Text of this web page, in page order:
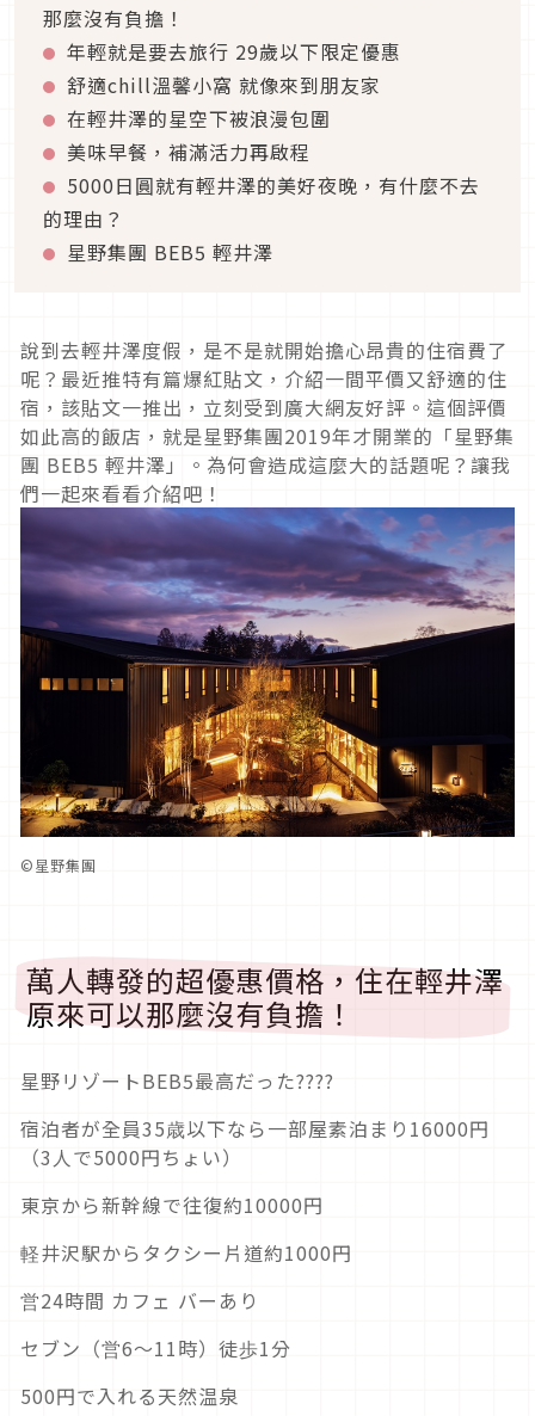
那麼沒有負擔！
年輕就是要去旅行 29歲以下限定優惠
舒適chill溫馨小窩 就像來到朋友家
在輕井澤的星空下被浪漫包圍
美味早餐，補滿活力再啟程
5000日圓就有輕井澤的美好夜晚，有什麼不去
的理由？
星野集團 BEB5 輕井澤
說到去輕井澤度假，是不是就開始擔心昂貴的住宿費了
呢？最近推特有篇爆紅貼文，介紹一間平價又舒適的住
宿，該貼文一推出，立刻受到廣大網友好評。這個評價
如此高的飯店，就是星野集團2019年才開業的「星野集
團 BEB5 輕井澤」。為何會造成這麼大的話題呢？讓我
們一起來看看介紹吧！
©星野集團
萬人轉發的超優惠價格，住在輕井澤
原來可以那麼沒有負擔！
星野リゾートBEB5最高だった????
宿泊者が全員35歳以下なら一部屋素泊まり16000円
（3人で5000円ちょい）
東京から新幹線で往復約10000円
軽井沢駅からタクシー片道約1000円
営24時間 カフェ バーあり
セブン（営6〜11時）徒歩1分
500円で入れる天然温泉